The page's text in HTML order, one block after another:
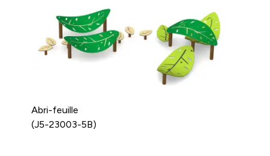
Abri-feuille
(J5-23003-5B)